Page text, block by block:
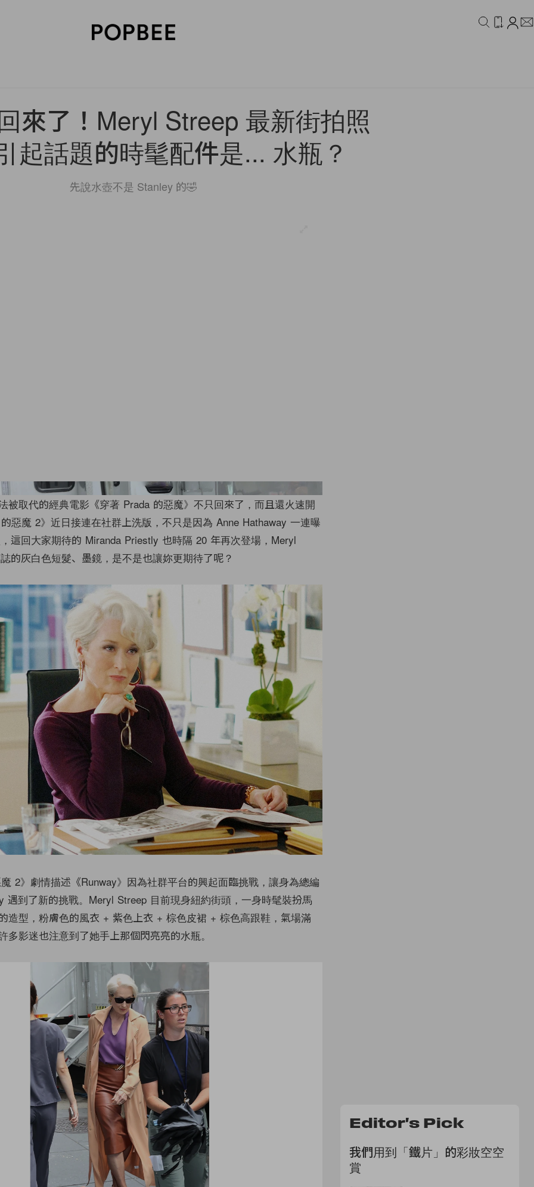
來了！Meryl Streep 最新街拍照
起話題的時髦配件是... 水瓶？
先說水壺不是 Stanley 的🤣
Photo by Jose Perez/Bauer-Griffin/GC Images
被取代的經典電影《穿著 Prada 的惡魔》不只回來了，而且還火速開
惡魔 2》近日接連在社群上洗版，不只是因為 Anne Hathaway 一連曝
這回大家期待的 Miranda Priestly 也時隔 20 年再次登場，Meryl
的灰白色短髮、墨鏡，是不是也讓妳更期待了呢？
2》劇情描述《Runway》因為社群平台的興起面臨挑戰，讓身為總編
遇到了新的挑戰。Meryl Streep 目前現身紐約街頭，一身時髦裝扮馬
造型，粉膚色的風衣 + 紫色上衣 + 棕色皮裙 + 棕色高跟鞋，氣場滿
多影迷也注意到了她手上那個閃亮亮的水瓶。
Editor's Pick
我們用到「鐵片」的彩妝空空
賞